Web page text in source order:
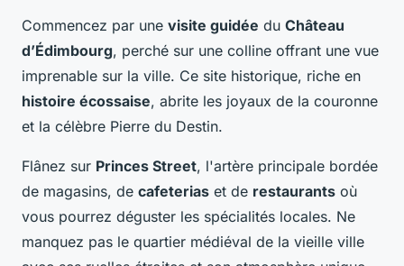
Commencez par une visite guidée du Château
d’Édimbourg, perché sur une colline offrant une vue
imprenable sur la ville. Ce site historique, riche en
histoire écossaise, abrite les joyaux de la couronne
et la célèbre Pierre du Destin.
Flânez sur Princes Street, l'artère principale bordée
de magasins, de cafeterias et de restaurants où
vous pourrez déguster les spécialités locales. Ne
manquez pas le quartier médiéval de la vieille ville